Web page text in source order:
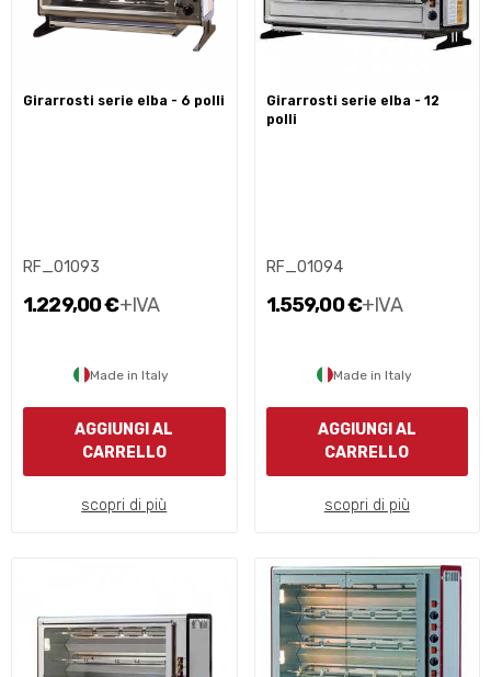
girarrosti serie elba - 6 polli
RF_01093
1.229,00 €+IVA
Made in Italy
AGGIUNGI AL
CARRELLO
scopri di più
girarrosti serie elba - 12
polli
RF_01094
1.559,00 €+IVA
Made in Italy
AGGIUNGI AL
CARRELLO
scopri di più